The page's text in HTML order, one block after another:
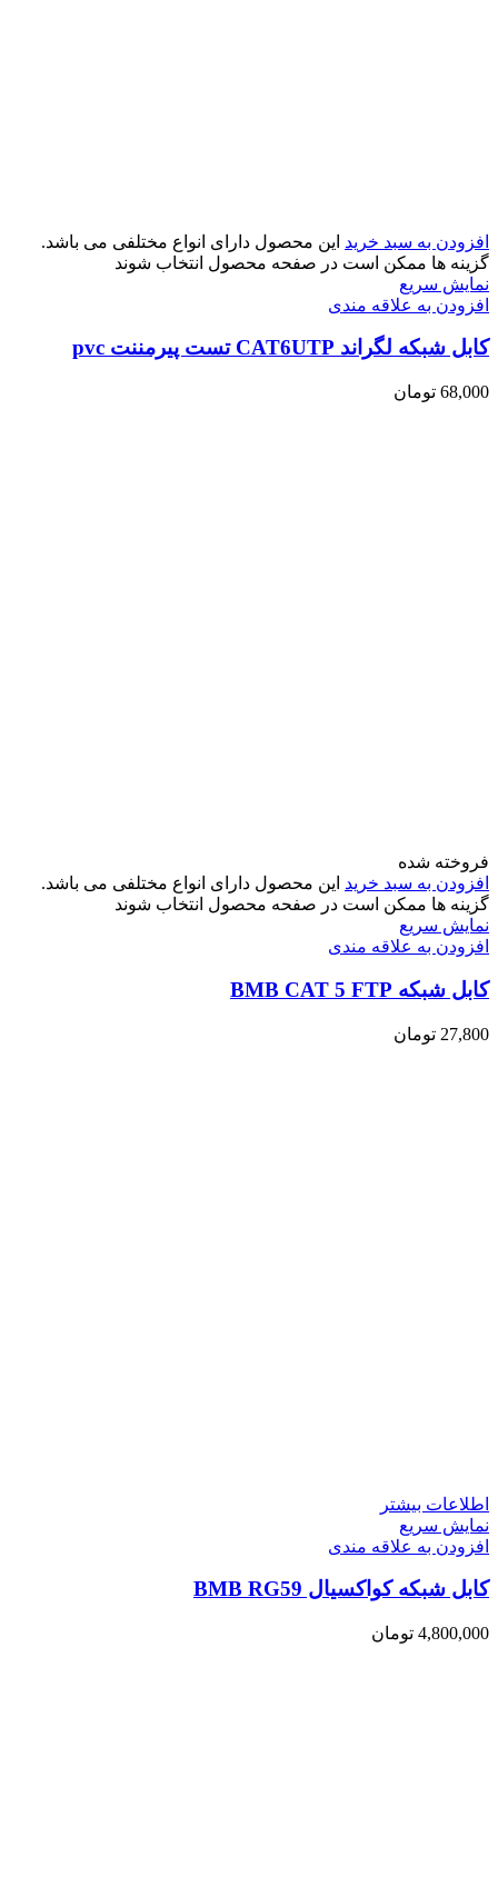
افزودن به سبد خرید این محصول دارای انواع مختلفی می باشد.
گزینه ها ممکن است در صفحه محصول انتخاب شوند
نمایش سریع
افزودن به علاقه مندی
کابل شبکه لگراند CAT6UTP تست پیرمننت pvc
68,000 تومان
فروخته شده
افزودن به سبد خرید این محصول دارای انواع مختلفی می باشد.
گزینه ها ممکن است در صفحه محصول انتخاب شوند
نمایش سریع
افزودن به علاقه مندی
کابل شبکه BMB CAT 5 FTP
27,800 تومان
اطلاعات بیشتر
نمایش سریع
افزودن به علاقه مندی
کابل شبکه کواکسیال BMB RG59
4,800,000 تومان